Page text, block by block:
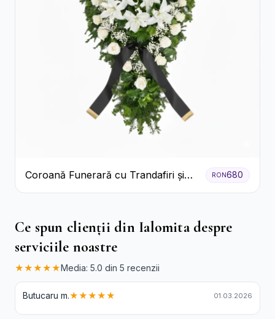
Coroană Funerară cu Trandafiri și
Crini
RON680
Ce spun clienții din Ialomita despre
serviciile noastre
★★★★★Media: 5.0 din 5 recenzii
Butucaru m.★★★★★ 01.03.2026